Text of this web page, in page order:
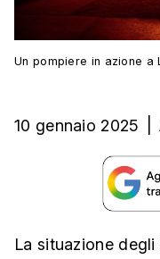
Un pompiere in azione a
10 gennaio 2025
La situazione